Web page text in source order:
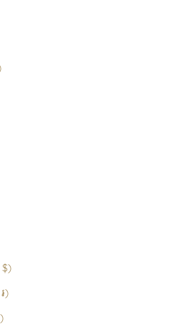
£)
Kaimaninseln (KYD $)
Kambodscha (KHR ៛)